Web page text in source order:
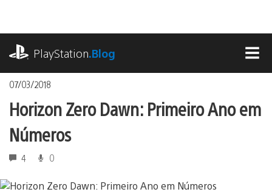
o
conteúdoPlayStation.Blog
07/03/2018
Horizon Zero Dawn: Primeiro Ano em
Números
4 0